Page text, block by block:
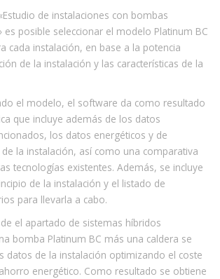
de instalaciones con bombas
es posible seleccionar el modelo Platinum BC
cada instalación, en base a la potencia
de la instalación y las características de la
el modelo, el software da como resultado
que incluye además de los datos
los datos energéticos y de
la instalación, así como una comparativa
tecnologías existentes. Además, se incluye
de la instalación y el listado de
para llevarla a cabo.
el apartado de sistemas híbridos
bomba Platinum BC más una caldera se
datos de la instalación optimizando el coste
energético. Como resultado se obtiene